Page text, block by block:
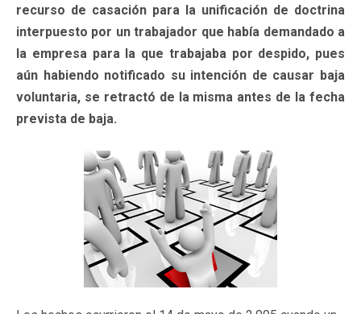
recurso de casación para la unificación de doctrina
interpuesto por un trabajador que había demandado a
la empresa para la que trabajaba por despido, pues
aún habiendo notificado su intención de causar baja
voluntaria, se retractó de la misma antes de la fecha
prevista de baja.